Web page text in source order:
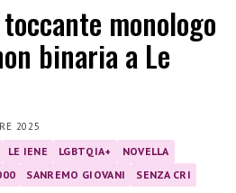
monologo
binaria a Le
2025
LE IENE LGBTQIA+
NOVELLA
SANREMO GIOVANI SENZA CRI